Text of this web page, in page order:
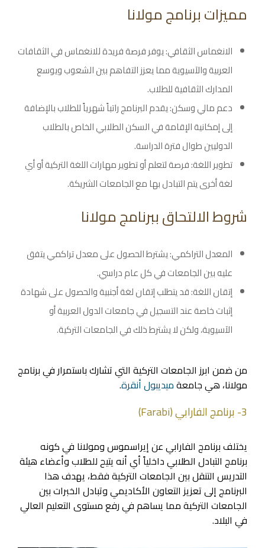
مميزات برنامج مولانا
الانغماس الثقافي: يوفر فرصة فريدة للانغماس في الثقافات
العربية والآسيوية مما يعزز التفاهم بين الشعوب ويوسع
المدارك الثقافية للطلاب.
دعم مالي وسكن: يقدم البرنامج راتباً شهرياً للطلاب بالإضافة
إلى إمكانية الإقامة في السكن الطلابي الخاص بالطلاب
الدوليين طوال فترة الدراسة.
تطوير اللغة: فرصة لتعلم أو تطوير مهارات اللغة التركية أو أي
لغة أخرى يتم التبادل بها مع الجامعات الشريكة.
شروط الالتحاق ببرنامج مولانا
المعدل التراكمي: يشترط الحصول على معدل تراكمي يتفق
عليه بين الجامعات في كل عام دراسي.
إتقان اللغة: قد يتطلب إتقان لغة أجنبية والحصول على شهادة
إثبات خاصة عند التسجيل في جامعات الدول العربية أو
الآسيوية، ولكن لا يشترط ذلك في الجامعات التركية.
من ضمن ابرز الجامعات التركية التي تشارك باستمرار في برنامج
مولانا، هي جامعةميديبول أنقرة.
3- برنامج الفارابي (Farabi)
يختلف برنامج الفارابي عن إيراسموس ومولانا في كونه
برنامج التبادل الطلابي داخلياً أي أنه يتيح للطلاب وأعضاء هيئة
التدريس التنقل بين الجامعات التركية فقط، يهدف هذا
البرنامج إلى تعزيز التعاون الأكاديمي وتبادل الخبرات بين
الجامعات التركية مما يساهم في رفع مستوى التعليم العالي
في البلاد.